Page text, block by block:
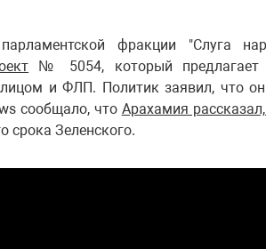
парламентской фракции "Слуга
№ 5054, который предлагает
и ФЛП. Политик заявил, что он
сообщало, что Арахамия
срока Зеленского.